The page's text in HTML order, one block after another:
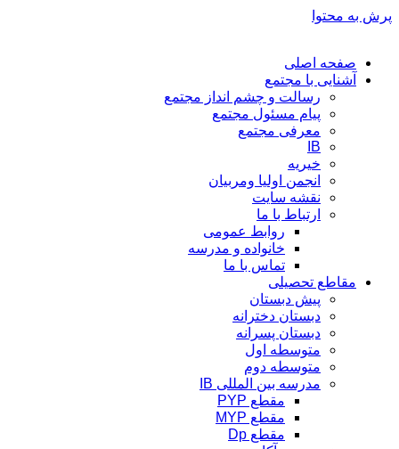
پرش به محتوا
صفحه اصلی
آشنایی با مجتمع
رسالت و چشم انداز مجتمع
پیام مسئول مجتمع
معرفی مجتمع
IB
خیریه
انجمن اولیا ومربیان
نقشه سایت
ارتباط با ما
روابط عمومی
خانواده و مدرسه
تماس با ما
مقاطع تحصیلی
پیش دبستان
دبستان دخترانه
دبستان پسرانه
متوسطه اول
متوسطه دوم
مدرسه بین المللی IB
مقطع PYP
مقطع MYP
مقطع Dp